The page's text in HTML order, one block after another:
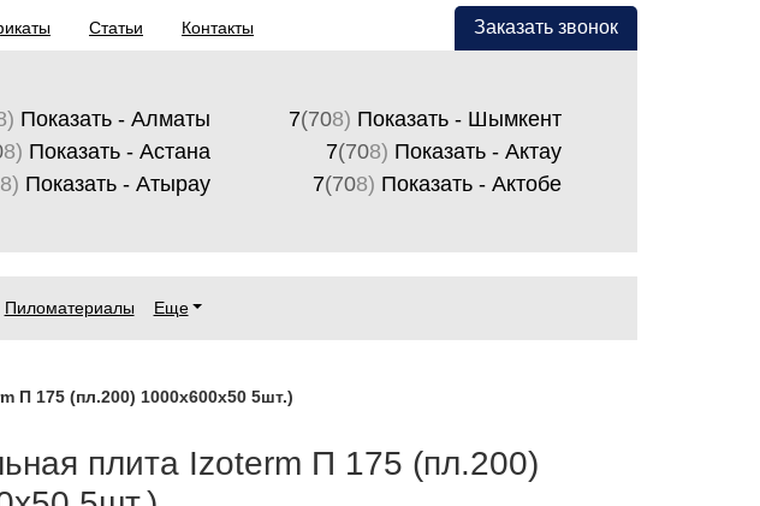
Статьи Контакты Заказать звонок
Показать - Алматы
8) Показать - Астана
8) Показать - Атырау
7(708) Показать - Шымкент
7(708) Показать - Актау
7(708) Показать - Актобе
Пиломатериалы Еще
П 175 (пл.200) 1000х600х50 5шт.)
плита Izoterm П 175 (пл.200)